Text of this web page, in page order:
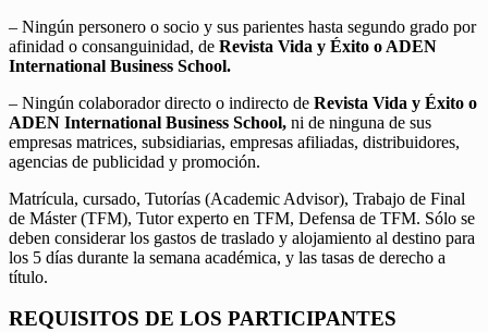
– Ningún personero o socio y sus parientes hasta segundo grado por
afinidad o consanguinidad, de Revista Vida y Éxito o ADEN
International Business School.
– Ningún colaborador directo o indirecto de Revista Vida y Éxito o
ADEN International Business School, ni de ninguna de sus
empresas matrices, subsidiarias, empresas afiliadas, distribuidores,
agencias de publicidad y promoción.
Matrícula, cursado, Tutorías (Academic Advisor), Trabajo de Final
de Máster (TFM), Tutor experto en TFM, Defensa de TFM. Sólo se
deben considerar los gastos de traslado y alojamiento al destino para
los 5 días durante la semana académica, y las tasas de derecho a
título.
REQUISITOS DE LOS PARTICIPANTES